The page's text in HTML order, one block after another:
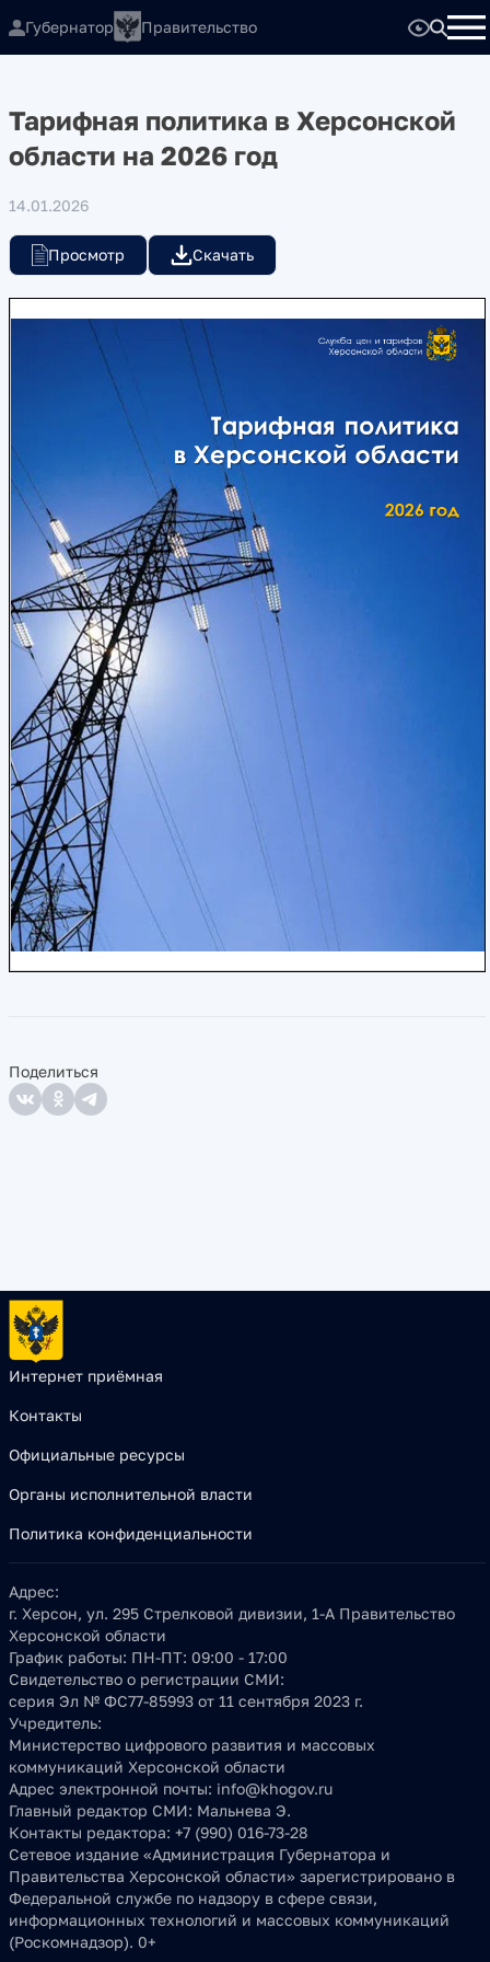
Губернатор Правительство
Тарифная политика в Херсонской
области на 2026 год
14.01.2026
Просмотр Скачать
Поделиться
Интернет приёмная
Контакты
Официальные ресурсы
Органы исполнительной власти
Политика конфиденциальности
Адрес:
г. Херсон, ул. 295 Стрелковой дивизии, 1-А Правительство
Херсонской области
График работы: ПН-ПТ: 09:00 - 17:00
Свидетельство о регистрации СМИ:
серия Эл № ФС77-85993 от 11 сентября 2023 г.
Учредитель:
Министерство цифрового развития и массовых
коммуникаций Херсонской области
Адрес электронной почты: info@khogov.ru
Главный редактор СМИ: Мальнева Э.
Контакты редактора: +7 (990) 016-73-28
Сетевое издание «Администрация Губернатора и
Правительства Херсонской области» зарегистрировано в
Федеральной службе по надзору в сфере связи,
информационных технологий и массовых коммуникаций
(Роскомнадзор). 0+